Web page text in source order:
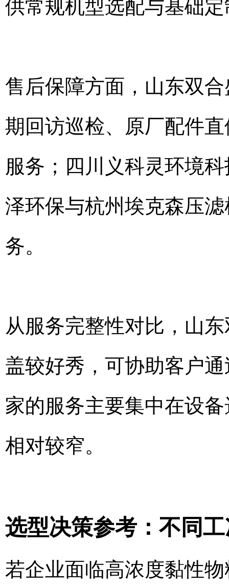
供常规机型选配与基础
售后保障方面，山东双
期回访巡检、原厂配件
服务；四川义科灵环境
泽环保与杭州埃克森压
务。
从服务完整性对比，山
盖较好秀，可协助客户
家的服务主要集中在设
相对较窄。
选型决策参考：不同
若企业面临高浓度黏性